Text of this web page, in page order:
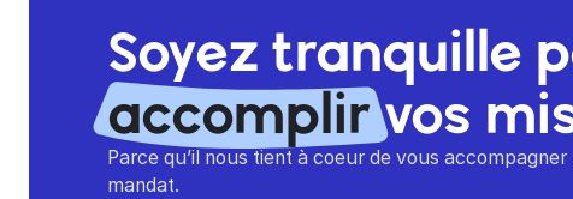
Soyez tranquille
accomplirvos
Parce qu’il nous tient à coeur de vous
mandat.